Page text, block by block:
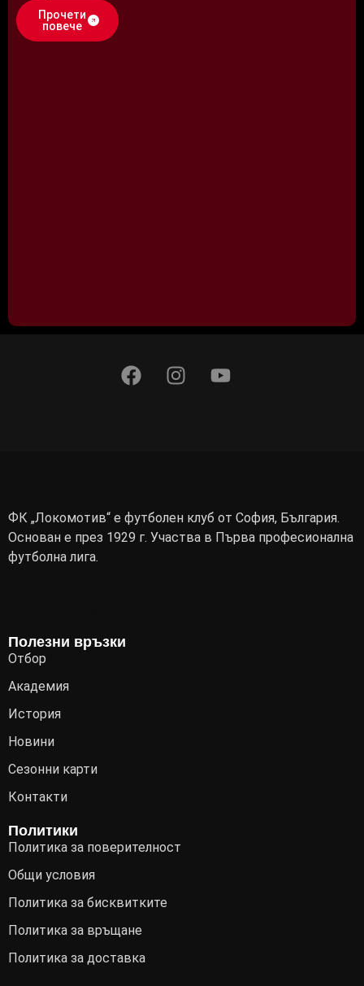
Прочети
повече
ФК „Локомотив“ е футболен клуб от София, България.
Основан е през 1929 г. Участва в Първа професионална
футболна лига.
Полезни връзки
Отбор
Академия
История
Новини
Сезонни карти
Контакти
Политики
Политика за поверителност
Общи условия
Политика за бисквитките
Политика за връщане
Политика за доставка